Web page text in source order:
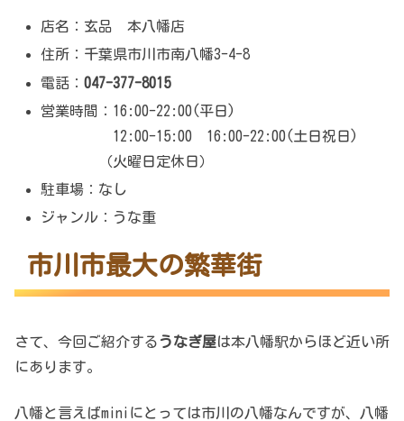
店名：玄品 本八幡店
住所：千葉県市川市南八幡3-4-8
電話：047-377-8015
営業時間：16:00-22:00(平日)
12:00-15:00 16:00-22:00(土日祝日)
（火曜日定休日）
駐車場：なし
ジャンル：うな重
市川市最大の繁華街
さて、今回ご紹介する うなぎ屋は本八幡駅からほど近い所
にあります。
八幡と言えばminiにとっては市川の八幡なんですが、八幡